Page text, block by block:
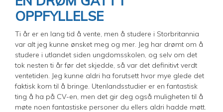
OPPFYLLELSE
Ti år er en lang tid å vente, men å studere i Storbritannia
var alt jeg kunne ønsket meg og mer. Jeg har drømt om å
studere i utlandet siden ungdomsskolen, og selv om det
tok nesten ti år før det skjedde, så var det definitivt verdt
ventetiden. Jeg kunne aldri ha forutsett hvor mye glede det
faktisk kom til å bringe. Utenlandsstudier er en fantastisk
ting å ha på CV-en, men det gir deg også muligheten til å
møte noen fantastiske personer du ellers aldri hadde møtt.